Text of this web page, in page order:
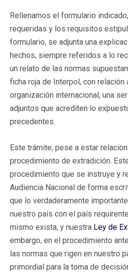
Rellenamos el formulario
requeridas y los requisitos
formulario, se adjunta una
hechos, siempre referidos a lo
un relato de las normas
ficha roja de Interpol, con
organización internacional; una
adjuntos que acrediten lo
precedentes.
Este trámite, pese a estar
procedimiento de extradición.
procedimiento que se instruye y
Audiencia Nacional de forma
que lo verdaderamente
nuestro país con el país
mismo exista, y nuestra Ley de
embargo, en el procedimiento
las normas que rigen en nuestro
primordial para la toma de